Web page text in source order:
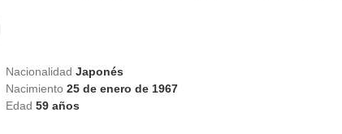
Nacionalidad Japonés
Nacimiento 25 de enero de 1967
Edad 59años